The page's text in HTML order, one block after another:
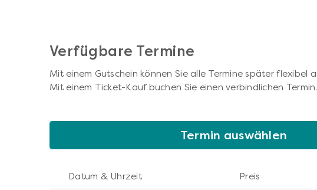
Verfügbare Termine
Mit einem Gutschein können Sie alle Termine später flexibel
Mit einem Ticket-Kauf buchen Sie einen verbindlichen Termin.
Termin auswählen
Datum & Uhrzeit Preis